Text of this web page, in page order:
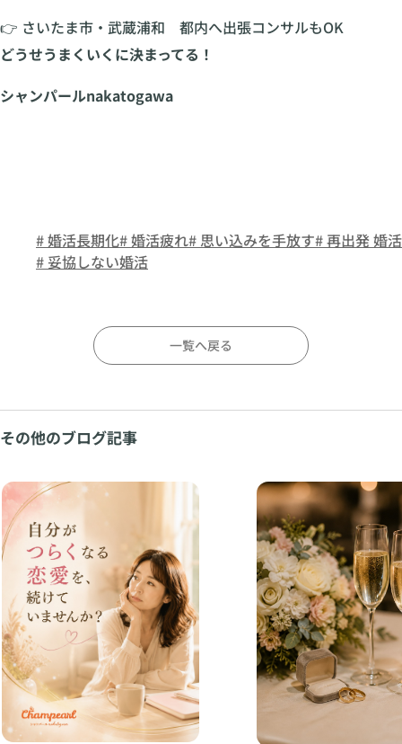
👉 さいたま市・武蔵浦和 都内へ出張コンサルもOK
どうせうまくいくに決まってる！
シャンパールnakatogawa
# 婚活長期化# 婚活疲れ# 思い込みを手放す# 再出発 婚活
# 妥協しない婚活
一覧へ戻る
その他のブログ記事